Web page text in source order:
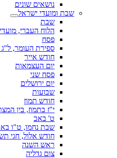
נושאים שונים
שבת ומועדי ישראל
שבת
הלוח העברי,
פסח
ספירת העומר,
חודש אייר
יום העצמאות
פסח שני
יום ירושלים
שבועות
חודש תמוז
י"ז בתמוז, בין
ט' באב
שבת נחמו, ט"ו
חודש אלול, חגי
ראש השנה
צום גדליה